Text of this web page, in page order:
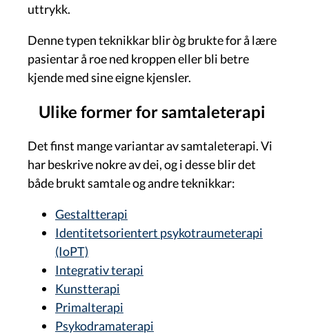
uttrykk.
Denne typen teknikkar blir òg brukte for å lære
pasientar å roe ned kroppen eller bli betre
kjende med sine eigne kjensler.
Ulike former for samtaleterapi
Det finst mange variantar av samtaleterapi. Vi
har beskrive nokre av dei, og i desse blir det
både brukt samtale og andre teknikkar:
Gestaltterapi
Identitetsorientert psykotraumeterapi
(IoPT)
Integrativ terapi
Kunstterapi
Primalterapi
Psykodramaterapi